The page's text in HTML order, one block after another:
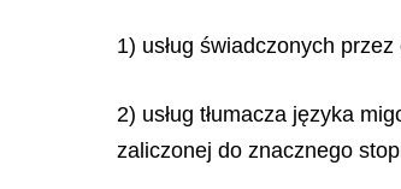
1) usług świadczonych
2) usług tłumacza języka
zaliczonej do znacznego